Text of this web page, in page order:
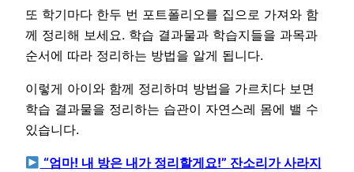
또 학기마다 한두 번 포트폴리오를 집으로 가져와 함
께 정리해 보세요. 학습 결과물과 학습지들을 과목과
순서에 따라 정리하는 방법을 알게 됩니다.
이렇게 아이와 함께 정리하며 방법을 가르치다 보면
학습 결과물을 정리하는 습관이 자연스레 몸에 밸 수
있습니다.
“엄마! 내 방은 내가 정리할게요!” 잔소리가 사라지